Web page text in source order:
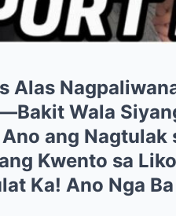
Alas
Wala
ang Nagtulak
Kwento sa
Ka! Ano Nga